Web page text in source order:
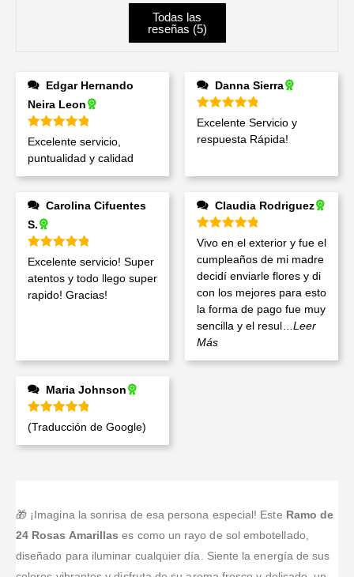
Todas las
reseñas (5)
Neira Leon
Valorado en 5de 5
Excelente servicio,
puntualidad y calidad
Danna Sierra
Valorado en5de 5
Excelente Servicio y
respuesta Rápida!
S.
Valorado en 5de 5
Excelente servicio! Super
atentos y todo llego super
rapido! Gracias!
Claudia Rodriguez
Valorado en5de 5
Vivo en el exterior y fue el
cumpleaños de mi madre
decidí enviarle flores y di
con los mejores para esto
la forma de pago fue muy
sencilla y el resul...Leer
Más
Maria Johnson
Valorado en5 de 5
(Traducción de Google)
🎁 ¡Imagina la sonrisa de esa persona especial! Este Ramo de
24 Rosas Amarillas es como un rayo de sol embotellado,
diseñado para iluminar cualquier día. Siente la energía de sus